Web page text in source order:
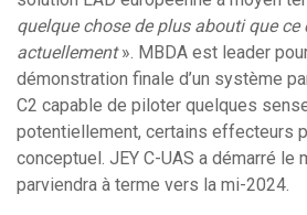
quelque chose de plus abouti que ce
actuellement». MBDA est leader
démonstration finale d’un système
C2 capable de piloter quelques
potentiellement, certains effecteurs
conceptuel. JEY C-UAS a démarré le
parviendra à terme vers la mi-2024.